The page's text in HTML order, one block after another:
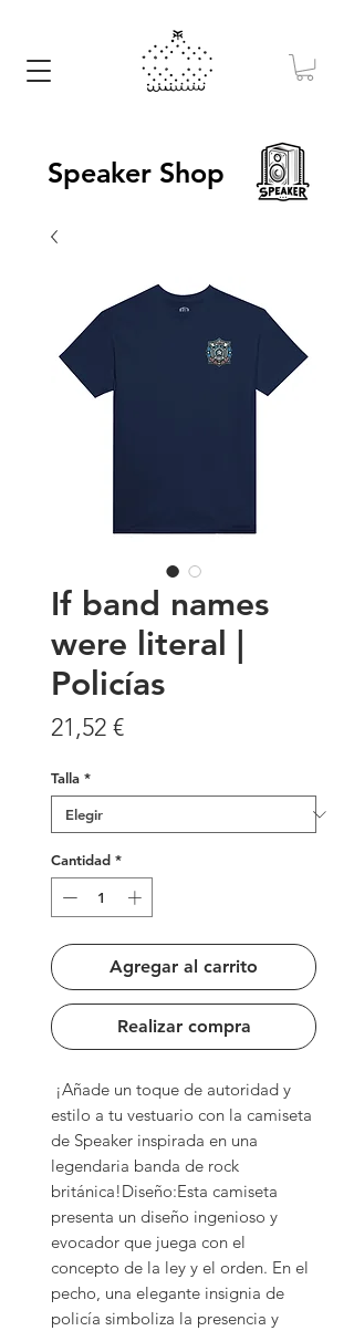
Speaker Shop
If band names
were literal |
Policías
21,52 €Precio
Talla *
Cantidad *
Agregar al carrito
Realizar compra
estilo a tu vestuario con la camiseta
de Speaker inspirada en una
legendaria banda de rock
británica!Diseño:Esta camiseta
presenta un diseño ingenioso y
evocador que juega con el
concepto de la ley y el orden. En el
pecho, una elegante insignia de
policía simboliza la presencia y